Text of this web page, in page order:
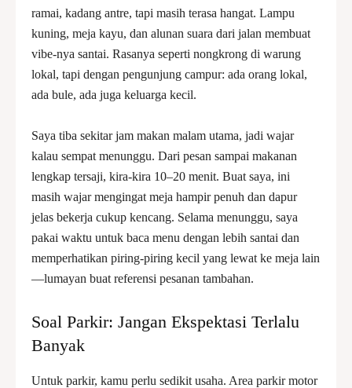
ramai, kadang antre, tapi masih terasa hangat. Lampu
kuning, meja kayu, dan alunan suara dari jalan membuat
vibe-nya santai. Rasanya seperti nongkrong di warung
lokal, tapi dengan pengunjung campur: ada orang lokal,
ada bule, ada juga keluarga kecil.
Saya tiba sekitar jam makan malam utama, jadi wajar
kalau sempat menunggu. Dari pesan sampai makanan
lengkap tersaji, kira-kira 10–20 menit. Buat saya, ini
masih wajar mengingat meja hampir penuh dan dapur
jelas bekerja cukup kencang. Selama menunggu, saya
pakai waktu untuk baca menu dengan lebih santai dan
memperhatikan piring-piring kecil yang lewat ke meja lain
—lumayan buat referensi pesanan tambahan.
Soal Parkir: Jangan Ekspektasi Terlalu
Banyak
Untuk parkir, kamu perlu sedikit usaha. Area parkir motor